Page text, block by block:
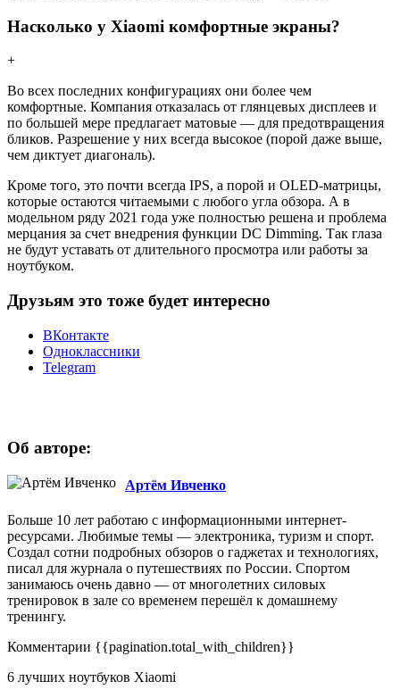
Насколько у Xiaomi комфортные экраны?
+
Во всех последних конфигурациях они более чем
комфортные. Компания отказалась от глянцевых дисплеев и
по большей мере предлагает матовые — для предотвращения
бликов. Разрешение у них всегда высокое (порой даже выше,
чем диктует диагональ).
Кроме того, это почти всегда IPS, а порой и OLED-матрицы,
которые остаются читаемыми с любого угла обзора. А в
модельном ряду 2021 года уже полностью решена и проблема
мерцания за счет внедрения функции DC Dimming. Так глаза
не будут уставать от длительного просмотра или работы за
ноутбуком.
Друзьям это тоже будет интересно
ВКонтакте
Одноклассники
Telegram
Об авторе:
Артём Ивченко
Больше 10 лет работаю с информационными интернет-
ресурсами. Любимые темы — электроника, туризм и спорт.
Создал сотни подробных обзоров о гаджетах и технологиях,
писал для журнала о путешествиях по России. Спортом
занимаюсь очень давно — от многолетних силовых
тренировок в зале со временем перешёл к домашнему
тренингу.
Комментарии {{pagination.total_with_children}}
6 лучших ноутбуков Xiaomi